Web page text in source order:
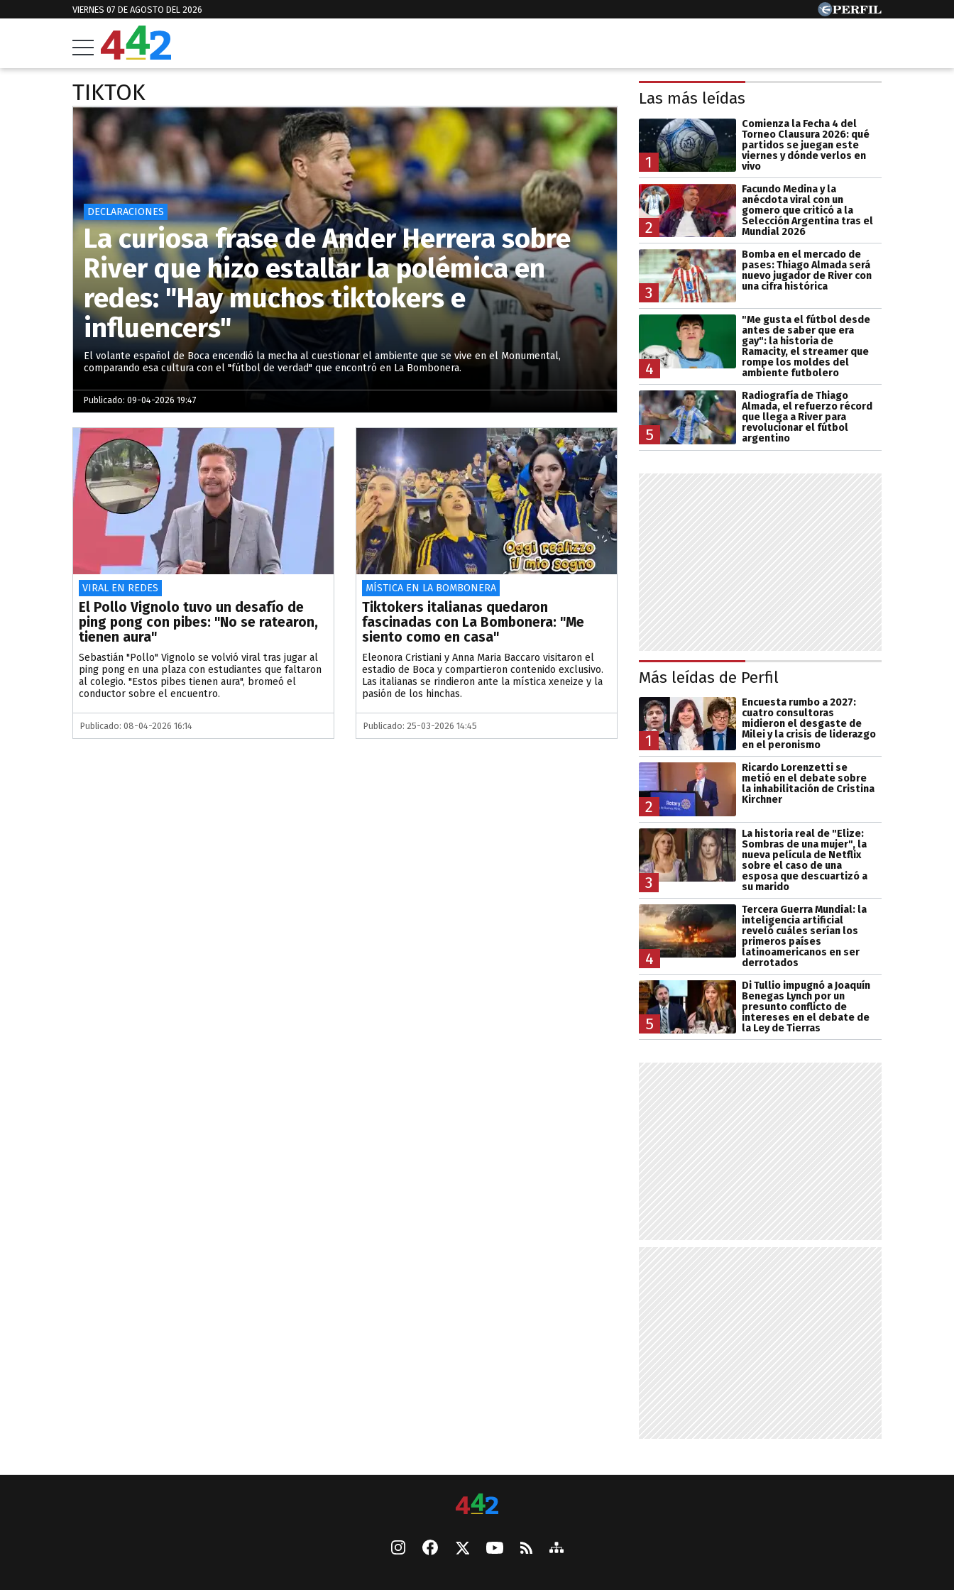
VIERNES 07 DE AGOSTO DEL 2026
TIKTOK
DECLARACIONES
La curiosa frase de Ander Herrera sobre
River que hizo estallar la polémica en
redes: "Hay muchos tiktokers e
influencers"
El volante español de Boca encendió la mecha al cuestionar el ambiente que se vive en el Monumental,
comparando esa cultura con el "fútbol de verdad" que encontró en La Bombonera.
Publicado: 09-04-2026 19:47
VIRAL EN REDES
El Pollo Vignolo tuvo un desafío de
ping pong con pibes: "No se ratearon,
tienen aura"
Sebastián "Pollo" Vignolo se volvió viral tras jugar al
ping pong en una plaza con estudiantes que faltaron
al colegio. "Estos pibes tienen aura", bromeó el
conductor sobre el encuentro.
Publicado: 08-04-2026 16:14
MÍSTICA EN LA BOMBONERA
Tiktokers italianas quedaron
fascinadas con La Bombonera: "Me
siento como en casa"
Eleonora Cristiani y Anna Maria Baccaro visitaron el
estadio de Boca y compartieron contenido exclusivo.
Las italianas se rindieron ante la mística xeneize y la
pasión de los hinchas.
Publicado: 25-03-2026 14:45
Las más leídas
1
Comienza la Fecha 4 del
Torneo Clausura 2026: qué
partidos se juegan este
viernes y dónde verlos en
vivo
2
Facundo Medina y la
anécdota viral con un
gomero que criticó a la
Selección Argentina tras el
Mundial 2026
3
Bomba en el mercado de
pases: Thiago Almada será
nuevo jugador de River con
una cifra histórica
4
"Me gusta el fútbol desde
antes de saber que era
gay": la historia de
Ramacity, el streamer que
rompe los moldes del
ambiente futbolero
5
Radiografía de Thiago
Almada, el refuerzo récord
que llega a River para
revolucionar el fútbol
argentino
Más leídas de Perfil
1
Encuesta rumbo a 2027:
cuatro consultoras
midieron el desgaste de
Milei y la crisis de liderazgo
en el peronismo
2
Ricardo Lorenzetti se
metió en el debate sobre
la inhabilitación de Cristina
Kirchner
3
La historia real de "Elize:
Sombras de una mujer", la
nueva película de Netflix
sobre el caso de una
esposa que descuartizó a
su marido
4
Tercera Guerra Mundial: la
inteligencia artificial
reveló cuáles serían los
primeros países
latinoamericanos en ser
derrotados
5
Di Tullio impugnó a Joaquín
Benegas Lynch por un
presunto conflicto de
intereses en el debate de
la Ley de Tierras